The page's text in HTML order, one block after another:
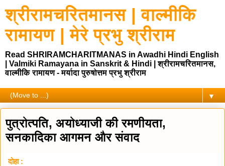
श्रीरामचरितमानस | वाल्मीकि
रामायण | मेरे प्रभु श्रीराम
Read SHRIRAMCHARITMANAS in Awadhi Hindi English
| Valmiki Ramayana in Sanskrit & Hindi | श्रीरामचरितमानस,
वाल्मीकि रामायण - मर्यादा पुरुषोत्तम प्रभु श्रीराम
▼
पुत्रोत्पति, अयोध्याजी की रमणीयता,
सनकादिका आगमन और संवाद
दोहा :